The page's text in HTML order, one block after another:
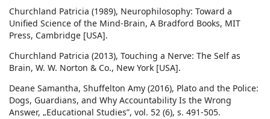
Churchland Patricia (1989), Neurophilosophy: Toward a
Unified Science of the Mind-Brain, A Bradford Books, MIT
Press, Cambridge [USA].
Churchland Patricia (2013), Touching a Nerve: The Self as
Brain, W. W. Norton & Co., New York [USA].
Deane Samantha, Shuffelton Amy (2016), Plato and the Police:
Dogs, Guardians, and Why Accountability Is the Wrong
Answer, „Educational Studies”, vol. 52 (6), s. 491-505.